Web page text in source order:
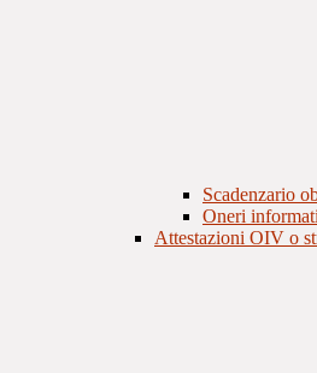
Scadenzario
Oneri
Attestazioni OIV o